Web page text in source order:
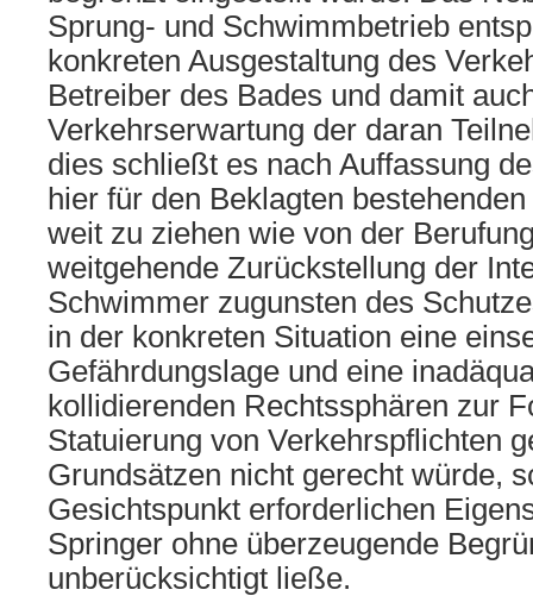
Sprung- und Schwimmbetrieb
konkreten Ausgestaltung des
Betreiber des Bades und damit
Verkehrserwartung der daran
dies schließt es nach Auffassung
hier für den Beklagten
weit zu ziehen wie von der
weitgehende Zurückstellung der
Schwimmer zugunsten des
in der konkreten Situation eine
Gefährdungslage und eine
kollidierenden Rechtssphären zur
Statuierung von Verkehrspflichten
Grundsätzen nicht gerecht würde,
Gesichtspunkt erforderlichen
Springer ohne überzeugende
unberücksichtigt ließe.